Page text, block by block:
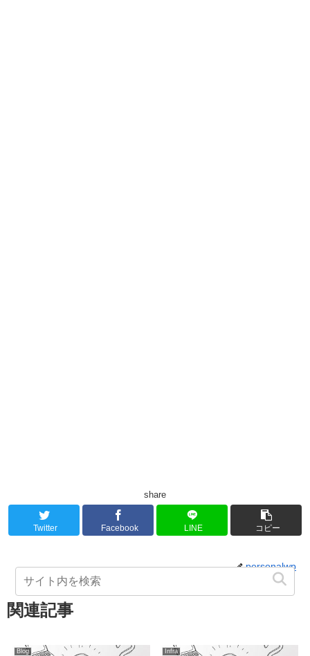
share
Twitter Facebook LINE コピー
personalwp
関連記事
Blog Infra